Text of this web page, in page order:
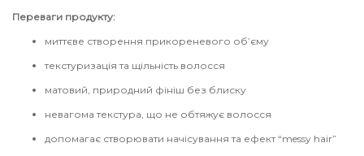
Переваги продукту:
миттєве створення прикореневого об’єму
текстуризація та щільність волосся
матовий, природний фініш без блиску
невагома текстура, що не обтяжує волосся
допомагає створювати начісування та ефект “messy hair”
Серія для відновлення волосся
Subtil Color Lab Volume Intense – Серія для
об'єму тонкого волосся
Subtil Design - Серія стайлінг та ніжний
Subtil
Technique